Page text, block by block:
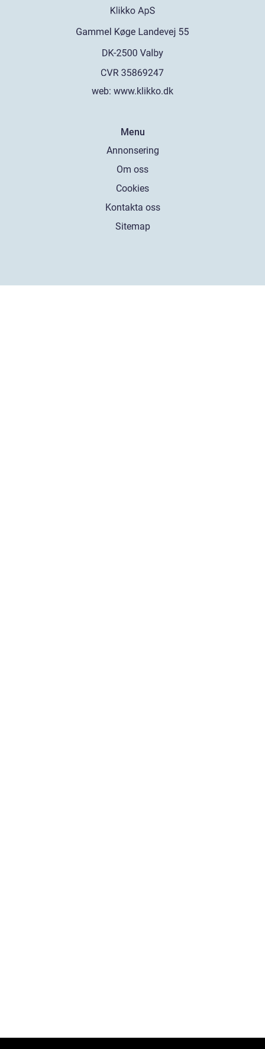
web: www.klikko.dk
Menu
Annonsering
Om oss
Cookies
Kontakta oss
Sitemap